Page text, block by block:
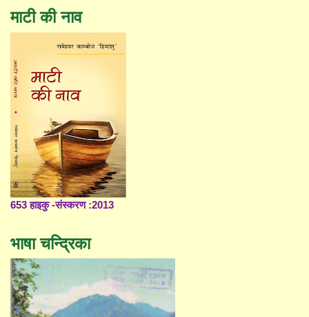
माटी की नाव
653 हाइकु -संस्करण :2013
भाषा चन्द्रिका